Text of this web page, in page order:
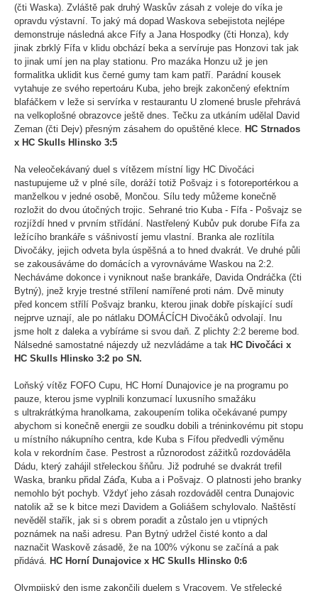
(čti Waska). Zvláště pak druhý Waskův zásah z voleje do víka je
opravdu výstavní. To jaký má dopad Waskova sebejistota nejlépe
demonstruje následná akce Fífy a Jana Hospodky (čti Honza), kdy
jinak zbrklý Fífa v klidu obchází beka a servíruje pas Honzovi tak jak
to jinak umí jen na play stationu. Pro mazáka Honzu už je jen
formalitka uklidit kus černé gumy tam kam patří. Parádní kousek
vytahuje ze svého repertoáru Kuba, jeho brejk zakončený efektním
blafáčkem v leže si servírka v restaurantu U zlomené brusle přehrává
na velkoplošné obrazovce ještě dnes. Tečku za utkáním udělal David
Zeman (čti Dejv) přesným zásahem do opuštěné klece. HC Strnados
x HC Skulls Hlinsko 3:5
Na veleočekávaný duel s vítězem místní ligy HC Divočáci
nastupujeme už v plné síle, doráží totiž Pošvajz i s fotoreportérkou a
manželkou v jedné osobě, Mončou. Sílu tedy můžeme konečně
rozložit do dvou útočných trojic. Sehrané trio Kuba - Fífa - Pošvajz se
rozjíždí hned v prvním střídání. Nastřelený Kubův puk dorube Fífa za
ležícího brankáře s vášnivostí jemu vlastní. Branka ale rozlítila
Divočáky, jejich odveta byla úspěšná a to hned dvakrát. Ve druhé půli
se zakousáváme do domácích a vyrovnáváme Waskou na 2:2.
Necháváme dokonce i vyniknout naše brankáře, Davida Ondráčka (čti
Bytný), jnež kryje trestné střílení namířené proti nám. Dvě minuty
před koncem střílí Pošvajz branku, kterou jinak dobře pískající sudí
nejprve uznají, ale po nátlaku DOMÁCÍCH Divočáků odvolají. Inu
jsme holt z daleka a vybíráme si svou daň. Z plichty 2:2 bereme bod.
Nálsedné samostatné nájezdy už nezvládáme a tak HC Divočáci x
HC Skulls Hlinsko 3:2 po SN.
Loňský vítěz FOFO Cupu, HC Horní Dunajovice je na programu po
pauze, kterou jsme vyplnili konzumací luxusního smažáku
s ultrakrátkýma hranolkama, zakoupením tolika očekávané pumpy
abychom si konečně energii ze soudku dobili a tréninkovému pit stopu
u místního nákupního centra, kde Kuba s Fífou předvedli výměnu
kola v rekordním čase. Pestrost a různorodost zážitků rozdováděla
Dádu, který zahájil střeleckou šňůru. Již podruhé se dvakrát trefil
Waska, branku přidal Záďa, Kuba a i Pošvajz. O platnosti jeho branky
nemohlo být pochyb. Vždyť jeho zásah rozdováděl centra Dunajovic
natolik až se k bitce mezi Davidem a Goliášem schylovalo. Naštěstí
nevěděl stařík, jak si s obrem poradit a zůstalo jen u vtipných
poznámek na naši adresu. Pan Bytný udržel čisté konto a dal
naznačit Waskově zásadě, že na 100% výkonu se začíná a pak
přidává. HC Horní Dunajovice x HC Skulls Hlinsko 0:6
Olympijský den jsme zakončili duelem s Vracovem. Ve střelecké